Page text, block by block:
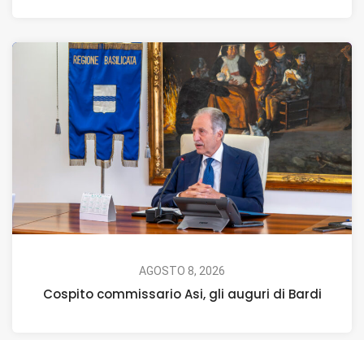
AGOSTO 8, 2026
Cospito commissario Asi, gli auguri di Bardi